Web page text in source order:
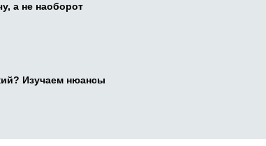
а не наоборот
Изучаем нюансы